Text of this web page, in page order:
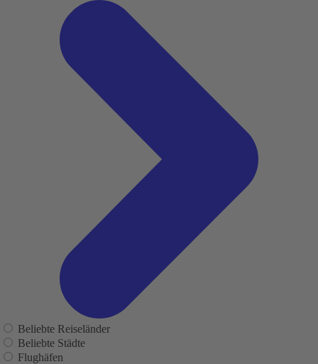
Beliebte Reiseländer
Beliebte Städte
Flughäfen